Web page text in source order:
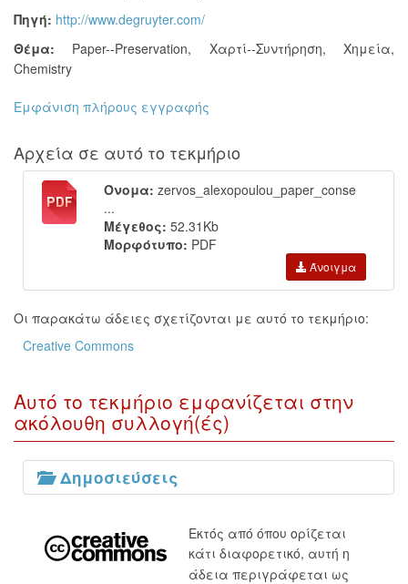
Πηγή: http://www.degruyter.com/
Θέμα:
Paper--Preservation, Χαρτί--Συντήρηση,Χημεία,
Chemistry
Εμφάνιση πλήρους εγγραφής
Αρχεία σε αυτό το τεκμήριο
Όνομα: zervos_alexopoulou_paper_conse
...
Μέγεθος: 52.31Kb
Μορφότυπο: PDF
Άνοιγμα
Οι παρακάτω άδειες σχετίζονται με αυτό το τεκμήριο:
Creative Commons
Αυτό το τεκμήριο εμφανίζεται στην
ακόλουθη συλλογή(ές)
Δημοσιεύσεις
Εκτός από όπου ορίζεται
κάτι διαφορετικό, αυτή η
άδεια περιγράφεται ως